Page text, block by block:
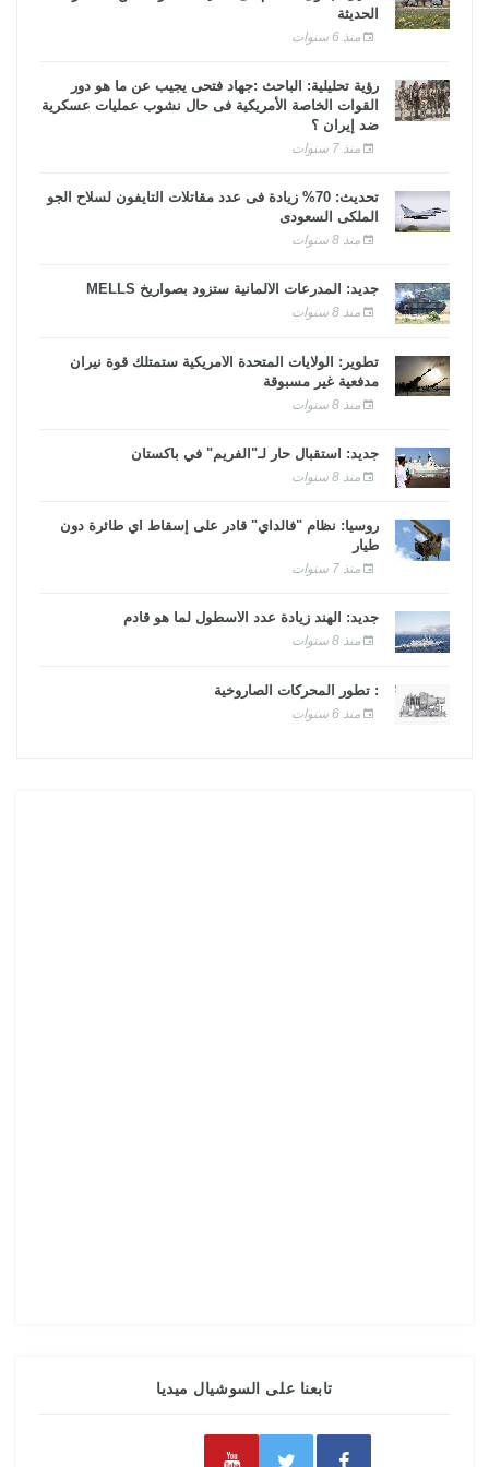
الحديثة
منذ 6 سنوات
رؤية تحليلية: الباحث :جهاد فتحى يجيب عن ما هو دور
القوات الخاصة الأمريكية فى حال نشوب عمليات عسكرية
ضد إيران ؟
منذ 7 سنوات
تحديث: 70% زيادة فى عدد مقاتلات التايفون لسلاح الجو
الملكى السعودى
منذ 8 سنوات
جديد: المدرعات الألمانية ستزود بصواريخ MELLS
منذ 8 سنوات
تطوير: الولايات المتحدة الأمريكية ستمتلك قوة نيران
مدفعية غير مسبوقة
منذ 8 سنوات
جديد: استقبال حار لـ"الفريم" في باكستان
منذ 8 سنوات
روسيا: نظام "فالداي" قادر على إسقاط أي طائرة دون
طيار
منذ 7 سنوات
جديد: الهند زيادة عدد الأسطول لما هو قادم
منذ 8 سنوات
: تطور المحركات الصاروخية
منذ 6 سنوات
تابعنا على السوشيال ميديا